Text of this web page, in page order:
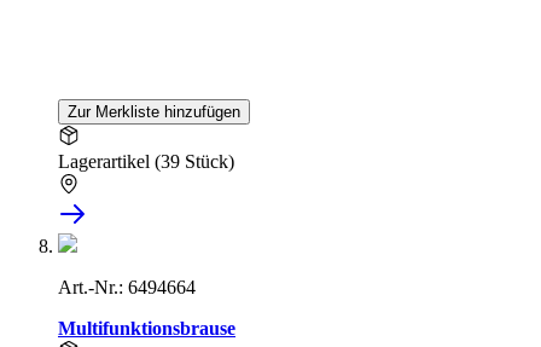
Zur Merkliste hinzufügen
Lagerartikel (39 Stück)
Art.-Nr.: 6494664
Multifunktionsbrause